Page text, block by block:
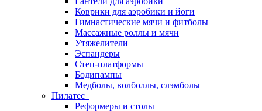
Коврики для аэробики и йоги
Гимнастические мячи и фитболы
Массажные роллы и мячи
Утяжелители
Эспандеры
Степ-платформы
Бодипампы
Медболы, волболлы, слэмболы
Пилатес
Реформеры и столы